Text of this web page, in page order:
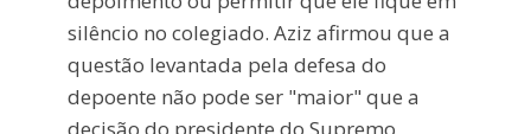
silêncio no colegiado. Aziz afirmou que a
questão levantada pela defesa do
depoente não pode ser "maior" que a